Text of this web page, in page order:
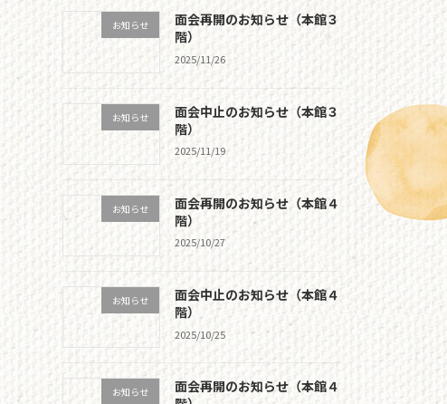
お知らせ
面会再開のお知らせ（本館３
階）
2025/11/26
お知らせ
面会中止のお知らせ（本館３
階）
2025/11/19
お知らせ
面会再開のお知らせ（本館４
階）
2025/10/27
お知らせ
面会中止のお知らせ（本館４
階）
2025/10/25
お知らせ
面会再開のお知らせ（本館４